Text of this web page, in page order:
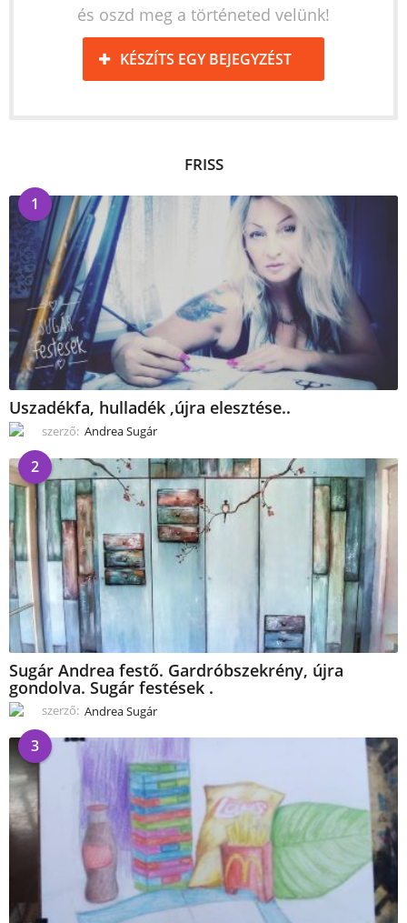
és oszd meg a történeted velünk!
KÉSZÍTS EGY BEJEGYZÉST
FRISS
1
Uszadékfa, hulladék ,újra elesztése..
szerző: Andrea Sugár
2
Sugár Andrea festő. Gardróbszekrény, újra
gondolva. Sugár festések .
szerző: Andrea Sugár
3